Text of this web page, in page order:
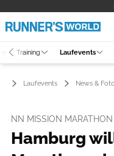
Training Laufevents
Laufevents News &
NN MISSION MARATHON
Hamburg